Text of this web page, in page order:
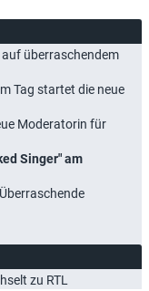
überraschendem
Tag startet die neue
Moderatorin für
Singer" am
zu RTL